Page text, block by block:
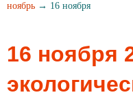
ноябрь → 16 ноября
16 ноября